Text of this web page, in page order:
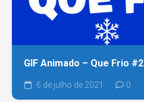
GIF Animado – Que Frio #2
6 de julho de 2021 0